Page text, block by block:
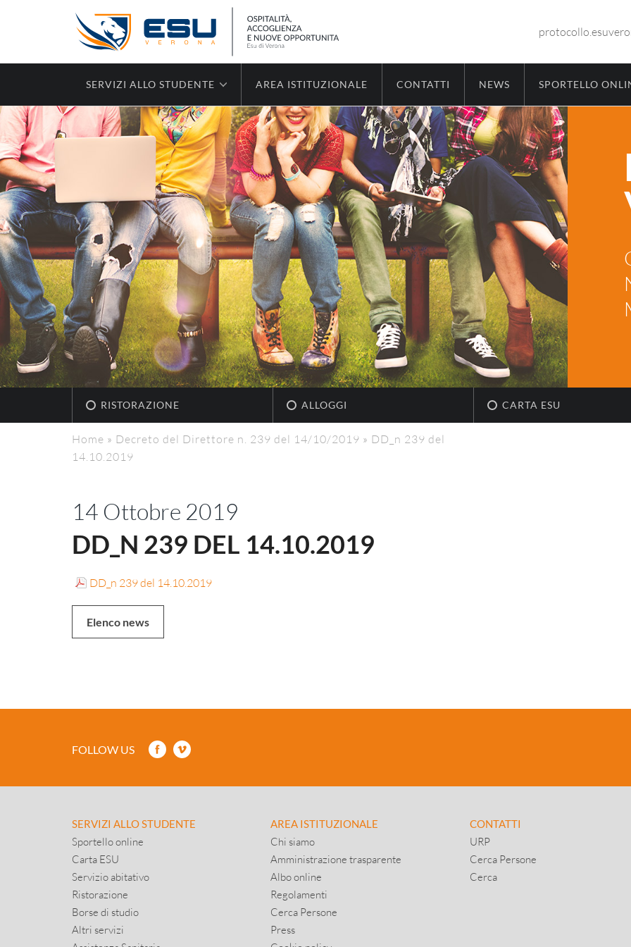
SERVIZI ALLO STUDENTE AREA ISTITUZIONALE CONTATTI NEWS SPORTELLO
RISTORAZIONE ALLOGGI CARTA ESU
Home » Decreto del Direttore n. 239 del 14/10/2019 » DD_n 239 del
14.10.2019
14 Ottobre 2019
DD_N 239 DEL 14.10.2019
DD_n 239 del 14.10.2019
Elenco news
FOLLOW US
SERVIZI ALLO STUDENTE
Sportello online
Carta ESU
Servizio abitativo
Ristorazione
Borse di studio
Altri servizi
AREA ISTITUZIONALE
Chi siamo
Amministrazione trasparente
Albo online
Regolamenti
Cerca Persone
Press
CONTATTI
URP
Cerca Persone
Cerca